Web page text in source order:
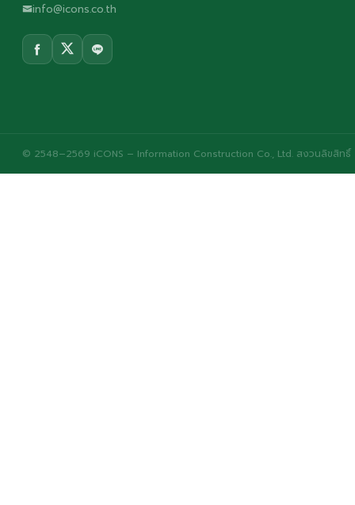
info@icons.co.th
© 2548–2569 iCONS – Information Construction Co., Ltd. สงวนลิขสิทธิ์